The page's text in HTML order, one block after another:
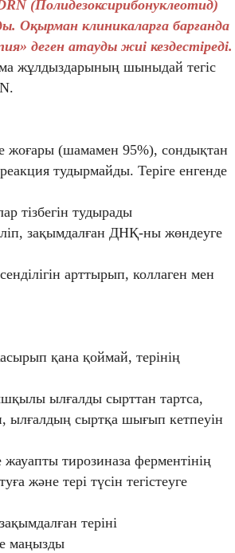
(Полидезоксирибонуклеотид)
Оқырман клиникаларға барғанда
деген атауды жиі кездестіреді.
жұлдыздарының шыныдай тегіс
(шамамен 95%), сондықтан
тудырмайды. Теріге енгенде
тізбегін тудырады
зақымдалған ДНҚ-ны жөндеуге
арттырып, коллаген мен
қана қоймай, терінің
ылғалды сырттан тартса,
ылғалдың сыртқа шығып кетпеуін
тирозиназа ферментінің
және тері түсін тегістеуге
теріні
маңызды